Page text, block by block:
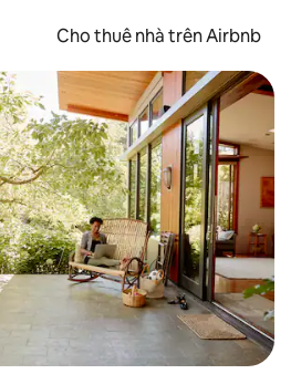
Cho thuê nhà trên Airbnb